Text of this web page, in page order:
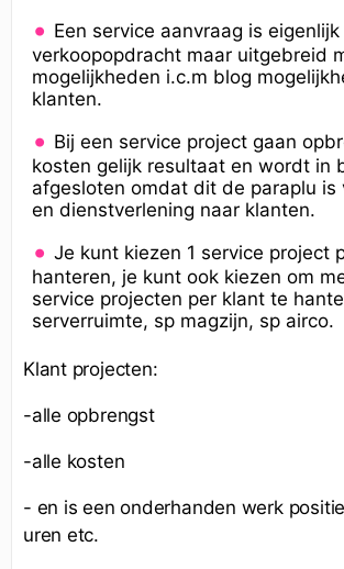
Een service aanvraag is eigenlijk
verkoopopdracht maar uitgebreid
mogelijkheden i.c.m blog
klanten.
Bij een service project gaan
kosten gelijk resultaat en wordt in
afgesloten omdat dit de paraplu is
en dienstverlening naar klanten.
Je kunt kiezen 1 service project
hanteren, je kunt ook kiezen om
service projecten per klant te
serverruimte, sp magzijn, sp airco.
Klant projecten:
-alle opbrengst
-alle kosten
- en is een onderhanden werk
uren etc.